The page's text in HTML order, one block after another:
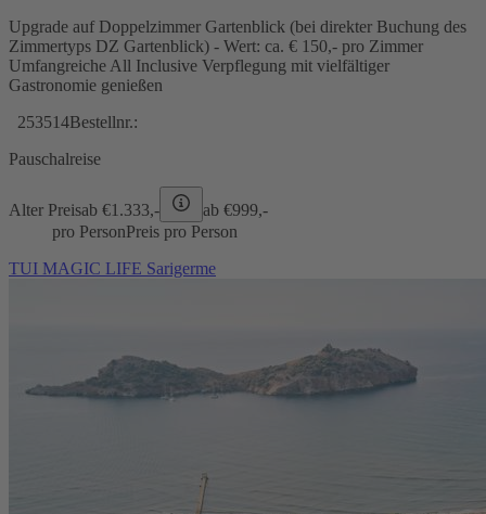
Upgrade auf Doppelzimmer Gartenblick (bei direkter Buchung des
Zimmertyps DZ Gartenblick) - Wert: ca. € 150,- pro Zimmer
Umfangreiche All Inclusive Verpflegung mit vielfältiger
Gastronomie genießen
253514Bestellnr.:
Pauschalreise
Alter Preisab €1.333,- ab €999,-
pro PersonPreis pro Person
TUI MAGIC LIFE Sarigerme